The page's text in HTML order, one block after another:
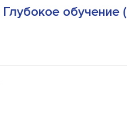
Глубокое обучение